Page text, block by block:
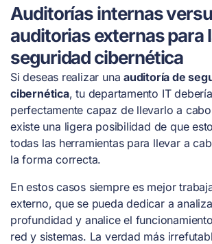
Auditorías internas
auditorias externas para
seguridad cibernética
Si deseas realizar unaauditoría de
cibernética, tu departamento IT
perfectamente capaz de llevarlo a
existe una ligera posibilidad de que
todas las herramientas para llevar a
la forma correcta.
En estos casos siempre es mejor
externo, que se pueda dedicar a
profundidad y analice el
red y sistemas. La verdad más